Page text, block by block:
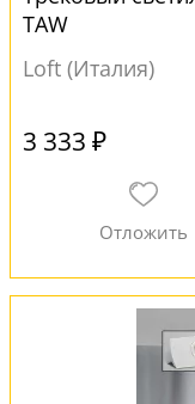
TAW
Loft (Италия)
3 333 ₽